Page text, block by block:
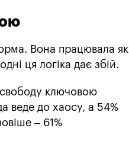
Вона працювала як
ця логіка дає збій.
ключовою
веде до хаосу, а 54%
– 61%